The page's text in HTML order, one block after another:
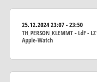
25.12.202423:07 - 23:50
TH_PERSON_KLEMMT - LdF
Apple-Watch